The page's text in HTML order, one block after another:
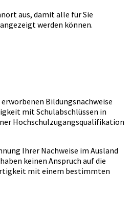
aus, damit alle für Sie
werden können.
Bildungsnachweise
mit Schulabschlüssen in
Hochschulzugangsqualifikation
Ihrer Nachweise im Ausland
keinen Anspruch auf die
mit einem bestimmten